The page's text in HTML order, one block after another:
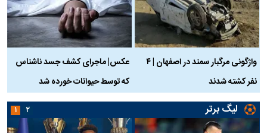
واژگونی مرگبار سمند در اصفهان | ۴
نفر کشته شدند
عکس| ماجرای کشف جسد ناشناس
که توسط حیوانات خورده شد
لیگ برتر ۱ ۲